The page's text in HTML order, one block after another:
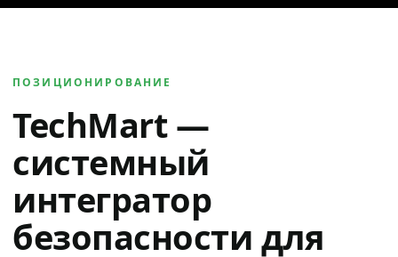
ПОЗИЦИОНИРОВАНИЕ
TechMart —
системный
интегратор
безопасности для